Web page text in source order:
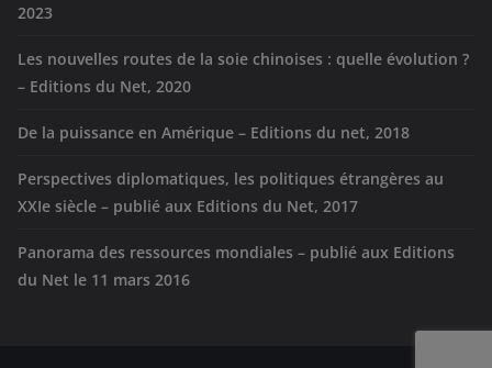
2023
Les nouvelles routes de la soie chinoises : quelle évolution ?
– Editions du Net, 2020
De la puissance en Amérique – Editions du net, 2018
Perspectives diplomatiques, les politiques étrangères au
XXIe siècle – publié aux Editions du Net, 2017
Panorama des ressources mondiales – publié aux Editions
du Net le 11 mars 2016